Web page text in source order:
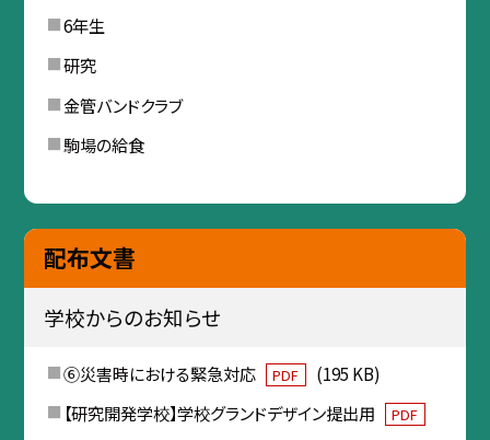
6年生
研究
金管バンドクラブ
駒場の給食
配布文書
学校からのお知らせ
⑥災害時における緊急対応 PDF
(195 KB)
【研究開発学校】学校グランドデザイン提出用
PDF